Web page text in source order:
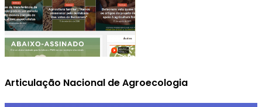
Articulação Nacional de Agroecologia